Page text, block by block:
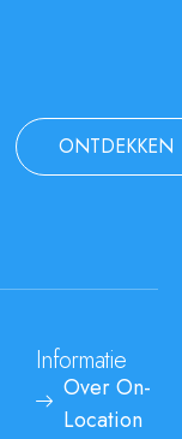
ONTDEKKEN
Informatie
Over On-
Location